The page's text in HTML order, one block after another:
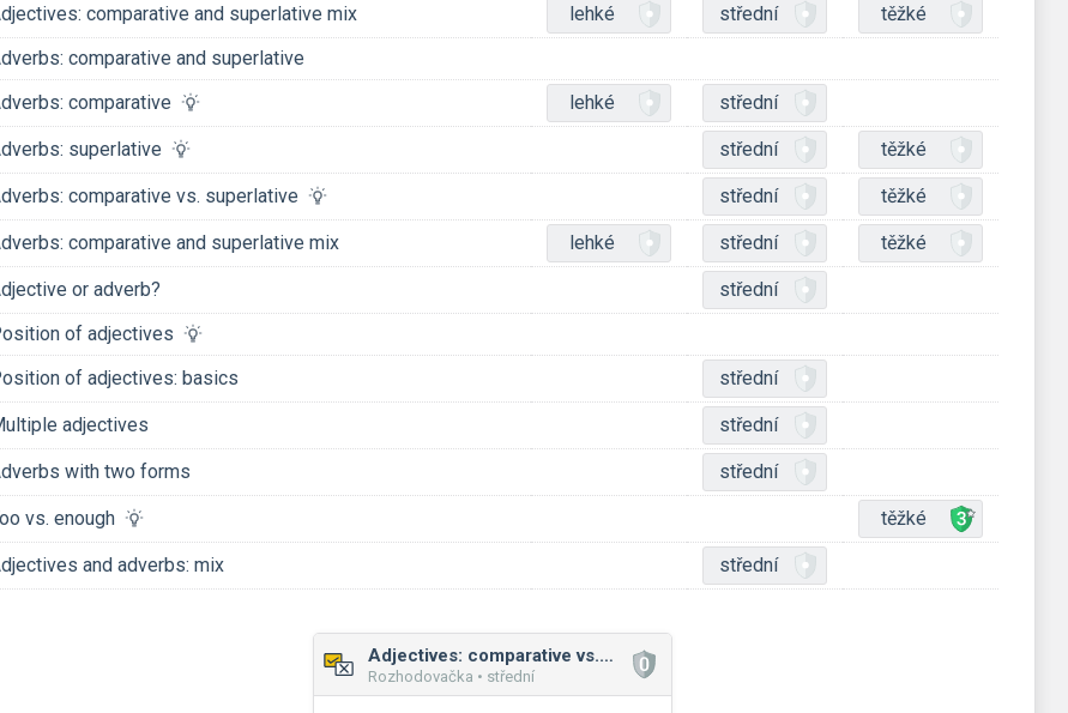
comparative and superlative mix lehké střední
těžké
comparative and superlative
comparative
lehké střední
superlative střední těžké
comparative vs. superlative střední těžké
comparative and superlative mix lehké střední těžké
or adverb?
střední
of adjectives
of adjectives: basics
střední
adjectives střední
with two forms střední
vs. enough těžké
and adverbs: mix střední
Adjectives: comparative vs. superlative
Rozhodovačka • střední